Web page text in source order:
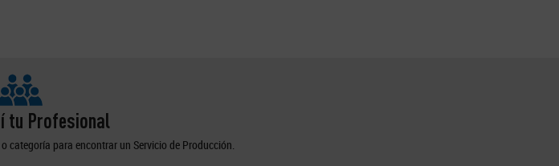
tu Profesional
categoría para encontrar un Servicio de Producción.